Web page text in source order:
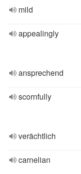
mild
appealingly
ansprechend
scornfully
verächtlich
carnelian